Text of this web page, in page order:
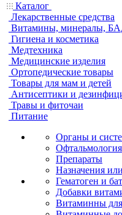
Каталог
Лекарственные средства
Витамины, минералы,
Гигиена и косметика
Медтехника
Медицинские изделия
Ортопедические товары
Товары для мам и детей
Антисептики и
Травы и фиточаи
Питание
Органы и
Офтальмология
Препараты
Назначения
Гематоген и
Добавки
Витаминны для